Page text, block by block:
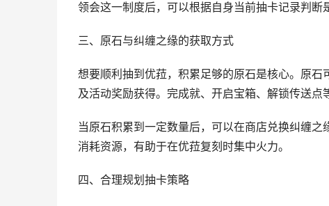
领会这一制度后，可以根据自身当前抽卡记录判断
三、原石与纠缠之缘的获取方式
想要顺利抽到优菈，积累足够的原石是核心。原
及活动奖励获得。完成就、开启宝箱、解锁传送点
当原石积累到一定数量后，可以在商店兑换纠缠
消耗资源，有助于在优菈复刻时集中火力。
四、合理规划抽卡策略